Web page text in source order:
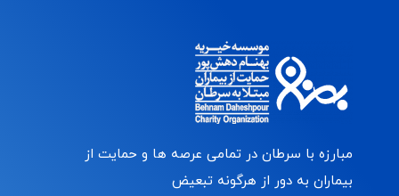
مبارزه با سرطان در تمامی عرصه ها و حمایت از
بیماران به دور از هرگونه تبعیض